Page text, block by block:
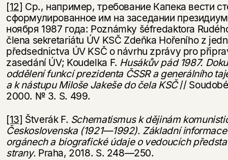
[12] Ср., например, требование Капека вести
сформулированное им на заседании
ноября 1987 года: Poznámky šéfredaktora
člena sekretariátu ÚV KSČ Zdeňka Hořeního z
předsednictva ÚV KSČ o návrhu zprávy pro
zasedání ÚV; Koudelka F. Husákůvpád 1987.
oddělení funkcí prezidenta ČSSR a generálního
a k nástupu Miloše Jakeše do čela KSČ//
2000. № 3. S. 499.
[13] Štverák F. Schematismus k dějinám
Československa (1921—1992). Základní
orgánech a biografické údaje o vedoucích
strany. Praha, 2018. S. 248—250.